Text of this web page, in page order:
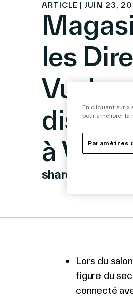
ARTICLE | JUIN 23,
les
à
share
Lors du
figure du
connecté
En cliquant sur «
pour améliorer la
Paramètres